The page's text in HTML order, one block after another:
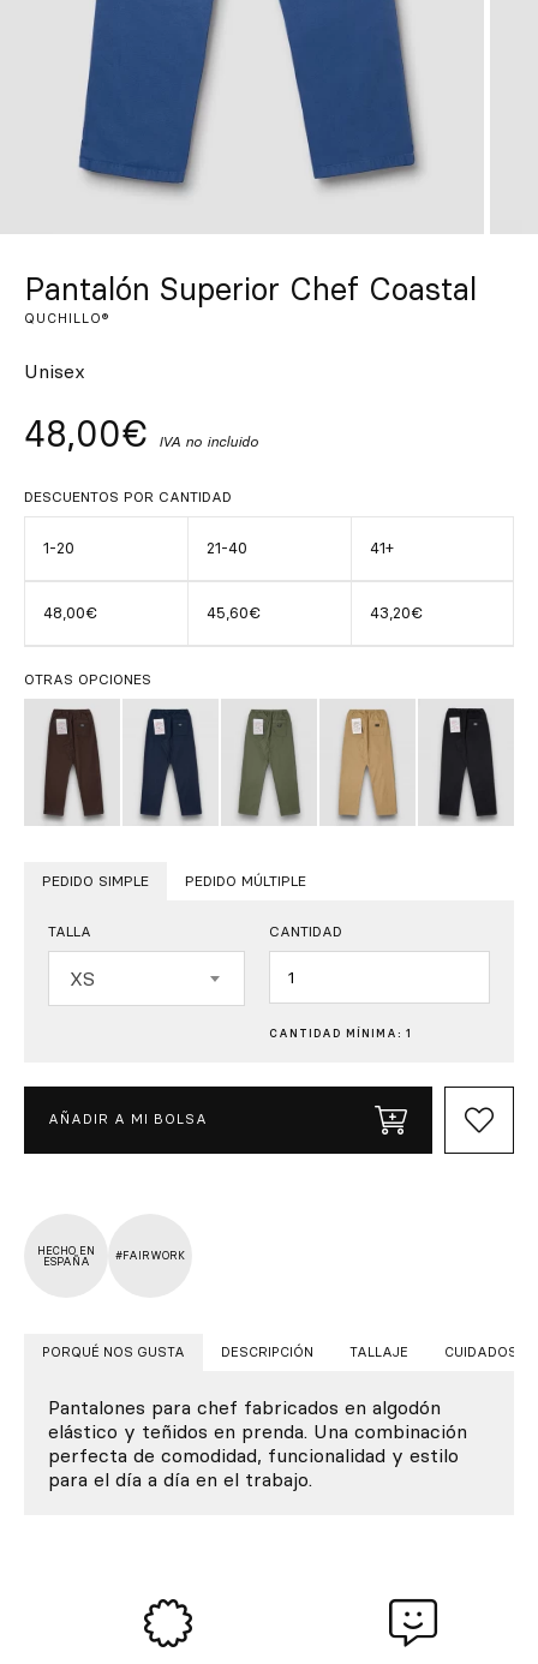
Inspírate
DE IT
Pantalón Superior Chef Coastal
QUCHILLO®
Unisex
48,00€ IVA no incluido
DESCUENTOS POR CANTIDAD
1-20 21-40 41+
48,00€ 45,60€ 43,20€
OTRAS OPCIONES
PEDIDO SIMPLE PEDIDO MÚLTIPLE
TALLA
XS
CANTIDAD
Cantidad
CANTIDAD MÍNIMA: 1
AÑADIR A MI BOLSA
HECHO EN
ESPAÑA
#FAIRWORK
PORQUÉ NOS GUSTA DESCRIPCIÓN TALLAJE CUIDADOS
Pantalones para chef fabricados en algodón
elástico y teñidos en prenda. Una combinación
perfecta de comodidad, funcionalidad y estilo
para el día a día en el trabajo.